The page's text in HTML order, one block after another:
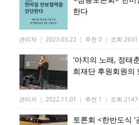
한다
관리자 | 2023.03.22 | 추천 0 | 조회 2631
'아치의 노래, 정태
희재단 후원회원의
관리자 | 2022.11.01 | 추천 1 | 조회 2147
토론회 <한반도식 '